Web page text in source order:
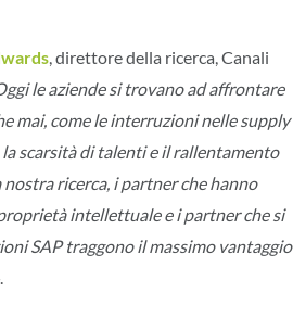
, direttore della ricerca, Canali
le aziende si trovano ad affrontare
mai, come le interruzioni nelle supply
scarsità di talenti e il rallentamento
nostra ricerca, i partner che hanno
intellettuale e i partner che si
SAP traggono il massimo vantaggio